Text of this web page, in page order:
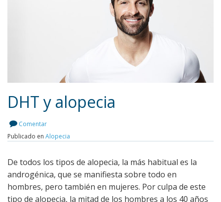
Leer más
DHT y alopecia
Comentar
Publicado en Alopecia
De todos los tipos de alopecia, la más habitual es la
androgénica, que se manifiesta sobre todo en
hombres, pero también en mujeres. Por culpa de este
tipo de alopecia, la mitad de los hombres a los 40 años